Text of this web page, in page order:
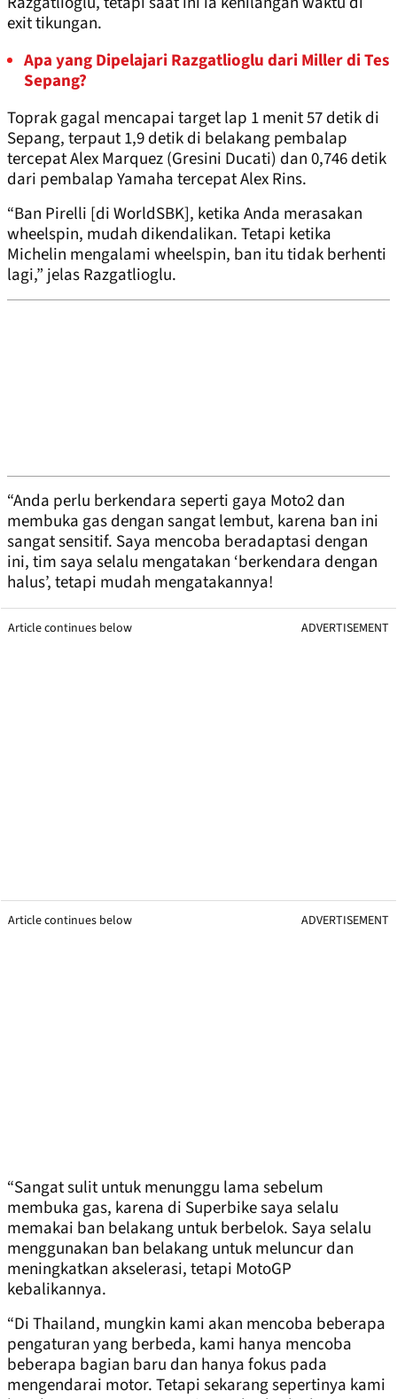
exit tikungan.
Apa yang Dipelajari Razgatlioglu dari Miller di Tes
Sepang?
Toprak gagal mencapai target lap 1 menit 57 detik di
Sepang, terpaut 1,9 detik di belakang pembalap
tercepat Alex Marquez (Gresini Ducati) dan 0,746 detik
dari pembalap Yamaha tercepat Alex Rins.
“Ban Pirelli [di WorldSBK], ketika Anda merasakan
wheelspin, mudah dikendalikan. Tetapi ketika
Michelin mengalami wheelspin, ban itu tidak berhenti
lagi,” jelas Razgatlioglu.
“Anda perlu berkendara seperti gaya Moto2 dan
membuka gas dengan sangat lembut, karena ban ini
sangat sensitif. Saya mencoba beradaptasi dengan
ini, tim saya selalu mengatakan ‘berkendara dengan
halus’, tetapi mudah mengatakannya!
Article continues below ADVERTISEMENT
Article continues below ADVERTISEMENT
“Sangat sulit untuk menunggu lama sebelum
membuka gas, karena di Superbike saya selalu
memakai ban belakang untuk berbelok. Saya selalu
menggunakan ban belakang untuk meluncur dan
meningkatkan akselerasi, tetapi MotoGP
kebalikannya.
“Di Thailand, mungkin kami akan mencoba beberapa
pengaturan yang berbeda, kami hanya mencoba
beberapa bagian baru dan hanya fokus pada
mengendarai motor. Tetapi sekarang sepertinya kami